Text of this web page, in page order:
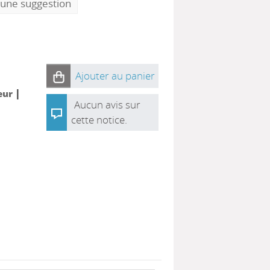
suggestion
|
Ajouter au panier
Aucun avis sur
cette notice.